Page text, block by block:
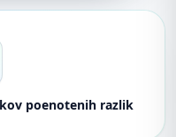
poenotenih razlik